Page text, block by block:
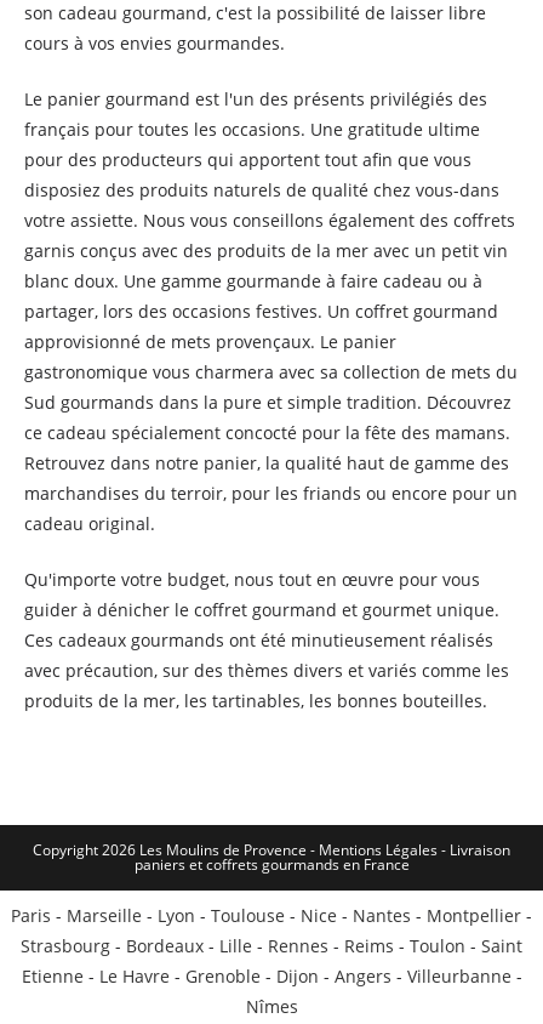
son cadeau gourmand, c'est la possibilité de laisser libre
cours à vos envies gourmandes.
Le panier gourmand est l'un des présents privilégiés des
français pour toutes les occasions. Une gratitude ultime
pour des producteurs qui apportent tout afin que vous
disposiez des produits naturels de qualité chez vous-dans
votre assiette. Nous vous conseillons également des coffrets
garnis conçus avec des produits de la mer avec un petit vin
blanc doux. Une gamme gourmande à faire cadeau ou à
partager, lors des occasions festives. Un coffret gourmand
approvisionné de mets provençaux. Le panier
gastronomique vous charmera avec sa collection de mets du
Sud gourmands dans la pure et simple tradition. Découvrez
ce cadeau spécialement concocté pour la fête des mamans.
Retrouvez dans notre panier, la qualité haut de gamme des
marchandises du terroir, pour les friands ou encore pour un
cadeau original.
Qu'importe votre budget, nous tout en œuvre pour vous
guider à dénicher le coffret gourmand et gourmet unique.
Ces cadeaux gourmands ont été minutieusement réalisés
avec précaution, sur des thèmes divers et variés comme les
produits de la mer, les tartinables, les bonnes bouteilles.
Copyright 2026 Les Moulins de Provence - Mentions Légales - Livraison
paniers et coffrets gourmands en France
Paris - Marseille - Lyon - Toulouse - Nice - Nantes - Montpellier -
Strasbourg - Bordeaux - Lille - Rennes - Reims - Toulon - Saint
Etienne - Le Havre - Grenoble - Dijon - Angers - Villeurbanne -
Nîmes